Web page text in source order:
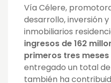
Vía Célere,
desarrollo, inversión
inmobiliarios
ingresos de 162
primeros tres meses
entregado un total de
también ha